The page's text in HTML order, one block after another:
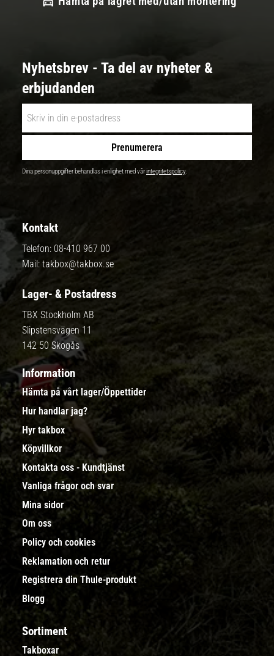
Nyhetsbrev - Ta del av nyheter &
erbjudanden
Prenumerera
Dina personuppgifter behandlas i enlighet med vårintegritetspolicy.
Kontakt
Telefon: 08-410 967 00
Mail: takbox@takbox.se
Lager- & Postadress
TBX Stockholm AB
Slipstensvägen 11
142 50 Skogås
Information
Hämta på vårt lager/Öppettider
Hur handlar jag?
Hyr takbox
Köpvillkor
Kontakta oss - Kundtjänst
Vanliga frågor och svar
Mina sidor
Om oss
Policy och cookies
Reklamation och retur
Registrera din Thule-produkt
Blogg
Sortiment
Takboxar